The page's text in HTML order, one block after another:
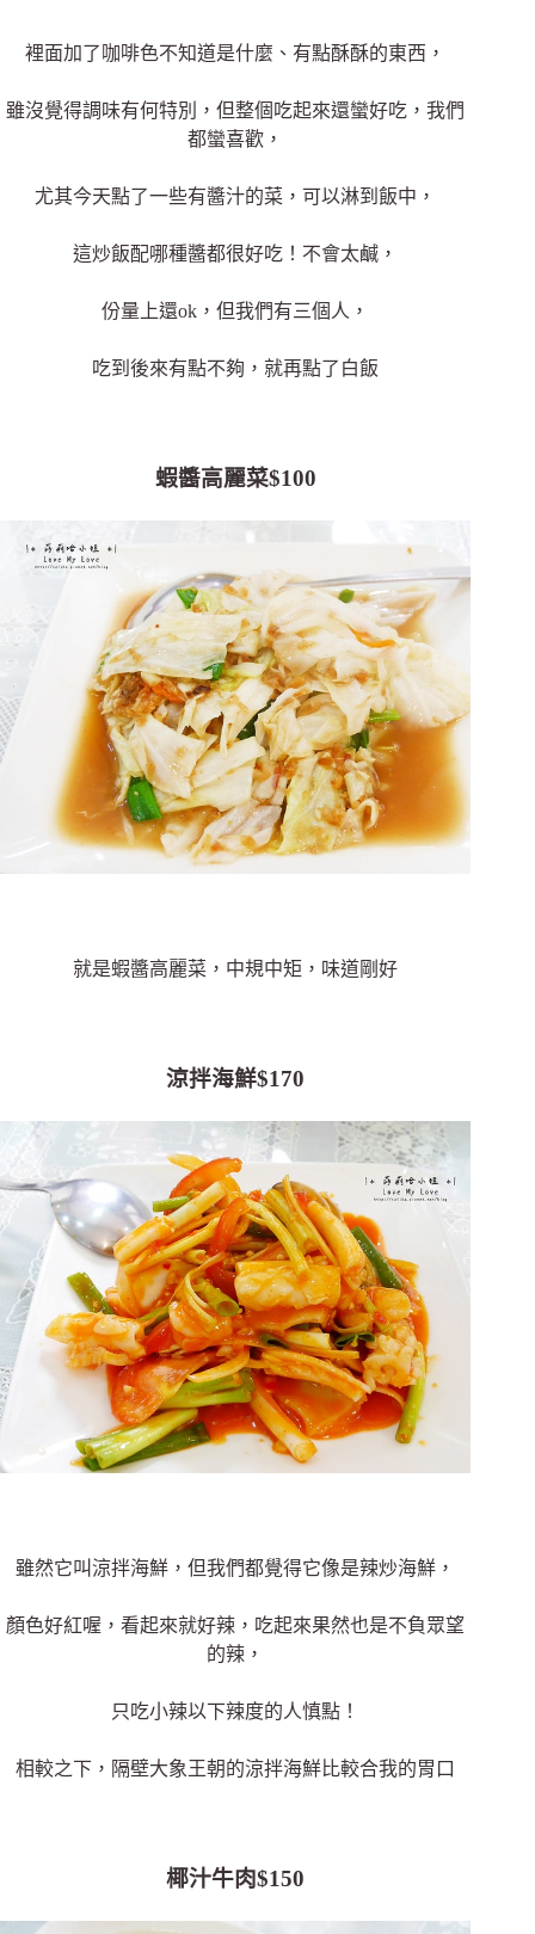
裡面加了咖啡色不知道是什麼、有點酥酥的東西，
雖沒覺得調味有何特別，但整個吃起來還蠻好吃，我們
都蠻喜歡，
尤其今天點了一些有醬汁的菜，可以淋到飯中，
這炒飯配哪種醬都很好吃！不會太鹹，
份量上還ok，但我們有三個人，
吃到後來有點不夠，就再點了白飯
蝦醬高麗菜$100
就是蝦醬高麗菜，中規中矩，味道剛好
涼拌海鮮$170
雖然它叫涼拌海鮮，但我們都覺得它像是辣炒海鮮，
顏色好紅喔，看起來就好辣，吃起來果然也是不負眾望
的辣，
只吃小辣以下辣度的人慎點！
相較之下，隔壁大象王朝的涼拌海鮮比較合我的胃口
椰汁牛肉$150